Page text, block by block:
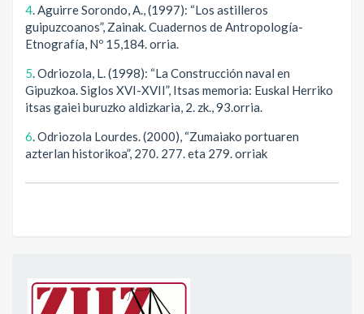
4. Aguirre Sorondo, A., (1997): “Los astilleros
guipuzcoanos”, Zainak. Cuadernos de Antropología-
Etnografía, Nº 15,184. orria.
5. Odriozola, L. (1998): “La Construcción naval en
Gipuzkoa. Siglos XVI-XVII”, Itsas memoria: Euskal Herriko
itsas gaiei buruzko aldizkaria, 2. zk., 93.orria.
6. Odriozola Lourdes. (2000), “Zumaiako portuaren
azterlan historikoa”, 270. 277. eta 279. orriak